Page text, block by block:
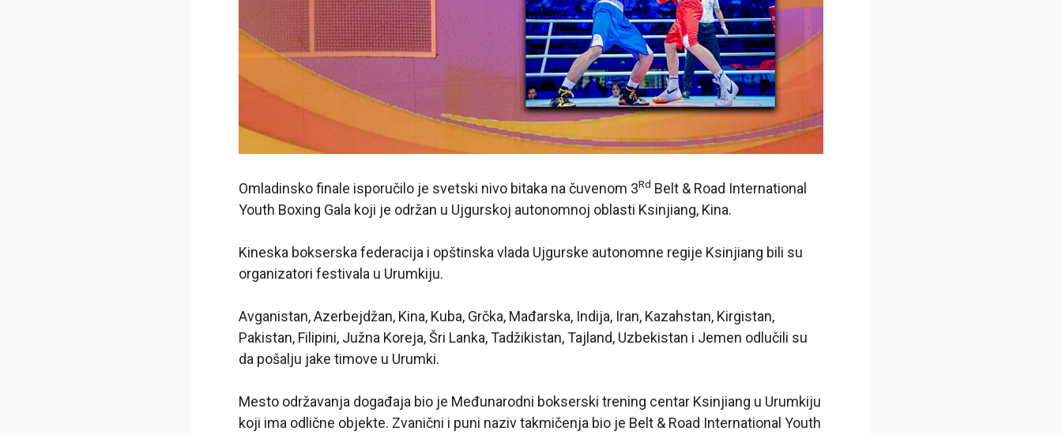
Omladinsko finale isporučilo je svetski nivo bitaka na čuvenom 3Rd Belt & Road International
Youth Boxing Gala koji je održan u Ujgurskoj autonomnoj oblasti Ksinjiang, Kina.
Kineska bokserska federacija i opštinska vlada Ujgurske autonomne regije Ksinjiang bili su
organizatori festivala u Urumkiju.
Avganistan, Azerbejdžan, Kina, Kuba, Grčka, Mađarska, Indija, Iran, Kazahstan, Kirgistan,
Pakistan, Filipini, Južna Koreja, Šri Lanka, Tadžikistan, Tajland, Uzbekistan i Jemen odlučili su
da pošalju jake timove u Urumki.
Mesto održavanja događaja bio je Međunarodni bokserski trening centar Ksinjiang u Urumkiju
koji ima odlične objekte. Zvanični i puni naziv takmičenja bio je Belt & Road International Youth